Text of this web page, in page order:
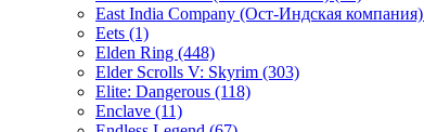
East India Company (Ост-Индская компания)
Eets (1)
Elden Ring (448)
Elder Scrolls V: Skyrim (303)
Elite: Dangerous (118)
Enclave (11)